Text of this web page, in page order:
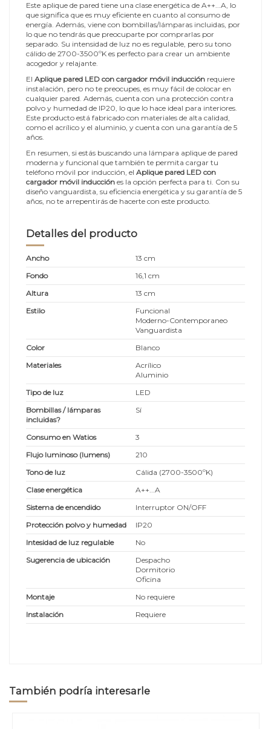
Este aplique de pared tiene una clase energética de A++...A, lo
que significa que es muy eficiente en cuanto al consumo de
energía. Además, viene con bombillas/lámparas incluidas, por
lo que no tendrás que preocuparte por comprarlas por
separado. Su intensidad de luz no es regulable, pero su tono
cálido de 2700-3500ºK es perfecto para crear un ambiente
acogedor y relajante.
El Aplique pared LED con cargador móvil inducción requiere
instalación, pero no te preocupes, es muy fácil de colocar en
cualquier pared. Además, cuenta con una protección contra
polvo y humedad de IP20, lo que lo hace ideal para interiores.
Este producto está fabricado con materiales de alta calidad,
como el acrílico y el aluminio, y cuenta con una garantía de 5
años.
En resumen, si estás buscando una lámpara aplique de pared
moderna y funcional que también te permita cargar tu
teléfono móvil por inducción, el Aplique pared LED con
cargador móvil inducción es la opción perfecta para ti. Con su
diseño vanguardista, su eficiencia energética y su garantía de 5
años, no te arrepentirás de hacerte con este producto.
Detalles del producto
Ancho
13 cm
Fondo
16,1 cm
Altura
13 cm
Estilo
Funcional
Moderno-Contemporaneo
Vanguardista
Color
Blanco
Materiales
Acrílico
Aluminio
Tipo de luz
LED
Bombillas / lámparas
incluidas?
Sí
Consumo en Watios
3
Flujo luminoso (lumens)
210
Tono de luz
Cálida (2700-3500ºK)
Clase energética
A++...A
Sistema de encendido
Interruptor ON/OFF
Protección polvo y humedad
IP20
Intesidad de luz regulable
No
Sugerencia de ubicación
Despacho
Dormitorio
Oficina
Montaje
No requiere
Instalación
Requiere
También podría interesarle